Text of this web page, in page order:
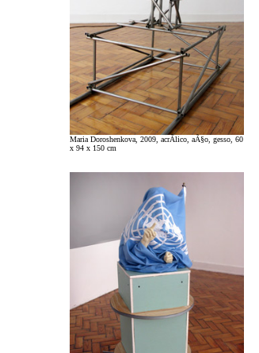
Maria Doroshenkova, 2009, acrÃ­lico, aÃ§o, gesso, 60
x 94 x 150 cm